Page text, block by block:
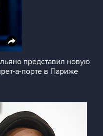
представил новую
а-порте в Париже